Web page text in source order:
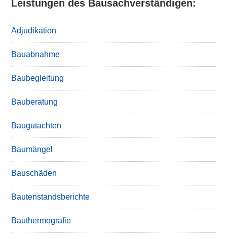
Leistungen des Bausachverständigen:
Adjudikation
Bauabnahme
Baubegleitung
Bauberatung
Baugutachten
Baumängel
Bauschäden
Bautenstandsberichte
Bauthermografie